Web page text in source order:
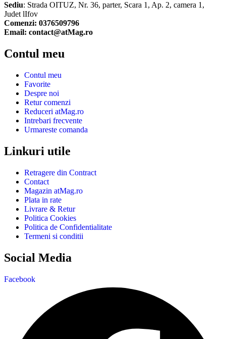
Sediu: Strada OITUZ, Nr. 36, parter, Scara 1, Ap. 2, camera 1,
Judet lIfov
Comenzi: 0376509796
Email: contact@atMag.ro
Contul meu
Contul meu
Favorite
Despre noi
Retur comenzi
Reduceri atMag.ro
Intrebari frecvente
Urmareste comanda
Linkuri utile
Retragere din Contract
Contact
Magazin atMag.ro
Plata in rate
Livrare & Retur
Politica Cookies
Politica de Confidentialitate
Termeni si conditii
Social Media
Facebook